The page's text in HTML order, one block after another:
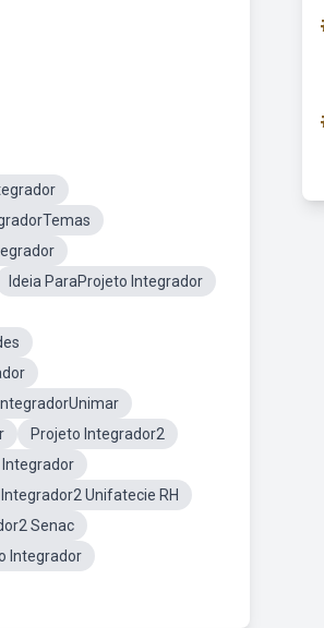
Ideia ParaProjeto Integrador
Projeto Integrador2
Integrador
Unifatecie RH
Senac
Integrador